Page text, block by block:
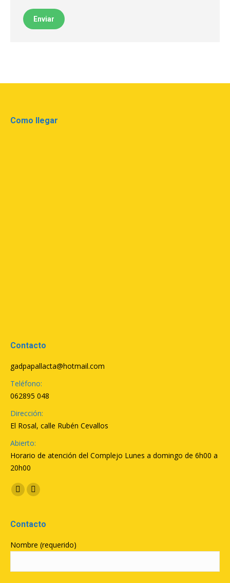
Enviar
Como llegar
Contacto
gadpapallacta@hotmail.com
Teléfono:
062895 048
Dirección:
El Rosal, calle Rubén Cevallos
Abierto:
Horario de atención del Complejo Lunes a domingo de 6h00 a
20h00
Encuéntranos en:
FacebookYouTube
Contacto
Nombre (requerido)